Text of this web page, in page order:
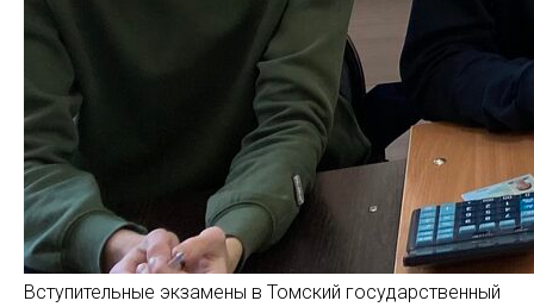
Вступительные экзамены в Томский государственный